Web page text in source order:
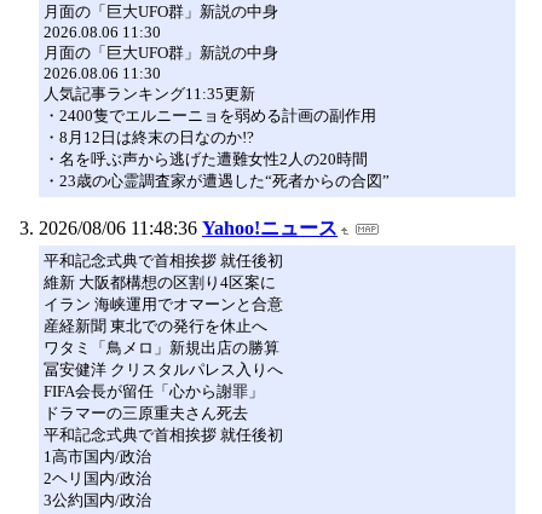
月面の「巨大UFO群」新説の中身
2026.08.06 11:30
月面の「巨大UFO群」新説の中身
2026.08.06 11:30
人気記事ランキング11:35更新
・2400隻でエルニーニョを弱める計画の副作用
・8月12日は終末の日なのか!?
・名を呼ぶ声から逃げた遭難女性2人の20時間
・23歳の心霊調査家が遭遇した“死者からの合図”
2026/08/06 11:48:36 Yahoo!ニュース
平和記念式典で首相挨拶 就任後初
維新 大阪都構想の区割り4区案に
イラン 海峡運用でオマーンと合意
産経新聞 東北での発行を休止へ
ワタミ「鳥メロ」新規出店の勝算
冨安健洋 クリスタルパレス入りへ
FIFA会長が留任「心から謝罪」
ドラマーの三原重夫さん死去
平和記念式典で首相挨拶 就任後初
1高市国内/政治
2ヘリ国内/政治
3公約国内/政治